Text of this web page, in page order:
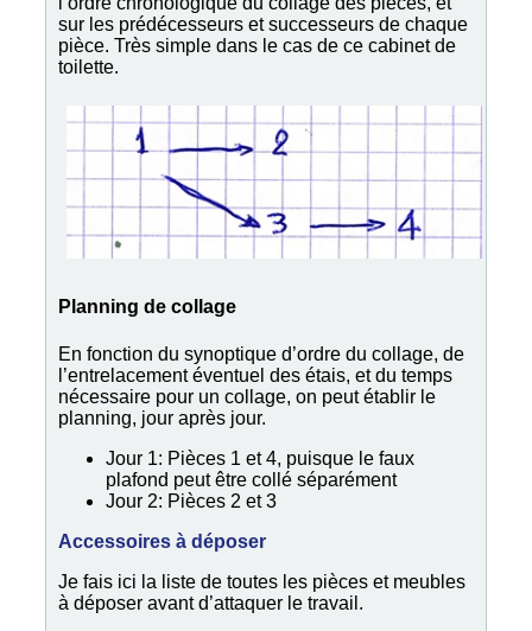
sur les prédécesseurs et successeurs de chaque
pièce. Très simple dans le cas de ce cabinet de
toilette.
Planning de collage
En fonction du synoptique d’ordre du collage, de
l’entrelacement éventuel des étais, et du temps
nécessaire pour un collage, on peut établir le
planning, jour après jour.
Jour 1: Pièces 1 et 4, puisque le faux
plafond peut être collé séparément
Jour 2: Pièces 2 et 3
Accessoires à déposer
Je fais ici la liste de toutes les pièces et meubles
à déposer avant d’attaquer le travail.